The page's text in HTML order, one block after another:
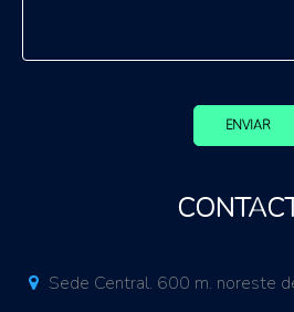
ENVIAR
Sede Central. 600 m. noreste